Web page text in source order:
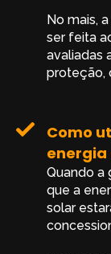
No mais,
ser feita
avaliadas
proteção,
Como
energia
Quando a
que a
solar